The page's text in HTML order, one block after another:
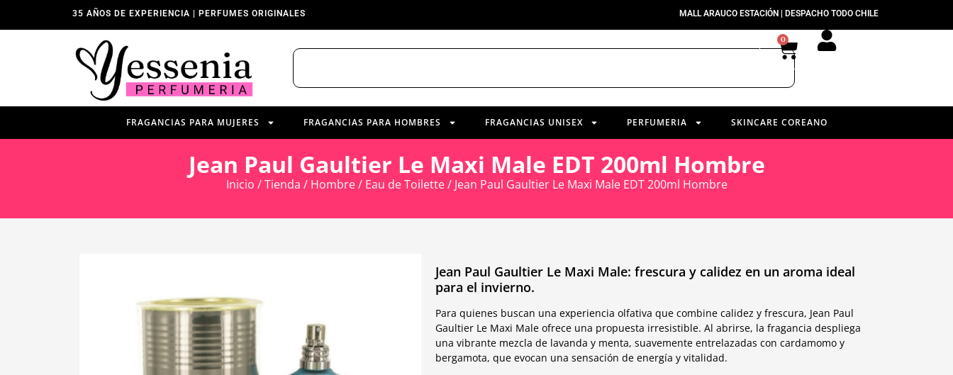
35 AÑOS DE EXPERIENCIA | PERFUMES ORIGINALES MALL ARAUCO ESTACIÓN | DESPACHO TODO CHILE
0
FRAGANCIAS PARA MUJERES FRAGANCIAS PARA HOMBRES FRAGANCIAS UNISEX PERFUMERIA SKINCARE COREANO
Jean Paul Gaultier Le Maxi Male EDT 200ml Hombre
Inicio /Tienda / Hombre/ Eau de Toilette/ Jean Paul Gaultier Le Maxi Male EDT 200ml Hombre
Jean Paul Gaultier Le Maxi Male: frescura y calidez en un aroma ideal
para el invierno.
Para quienes buscan una experiencia olfativa que combine calidez y frescura, Jean Paul
Gaultier Le Maxi Male ofrece una propuesta irresistible. Al abrirse, la fragancia despliega
una vibrante mezcla de lavanda y menta, suavemente entrelazadas con cardamomo y
bergamota, que evocan una sensación de energía y vitalidad.